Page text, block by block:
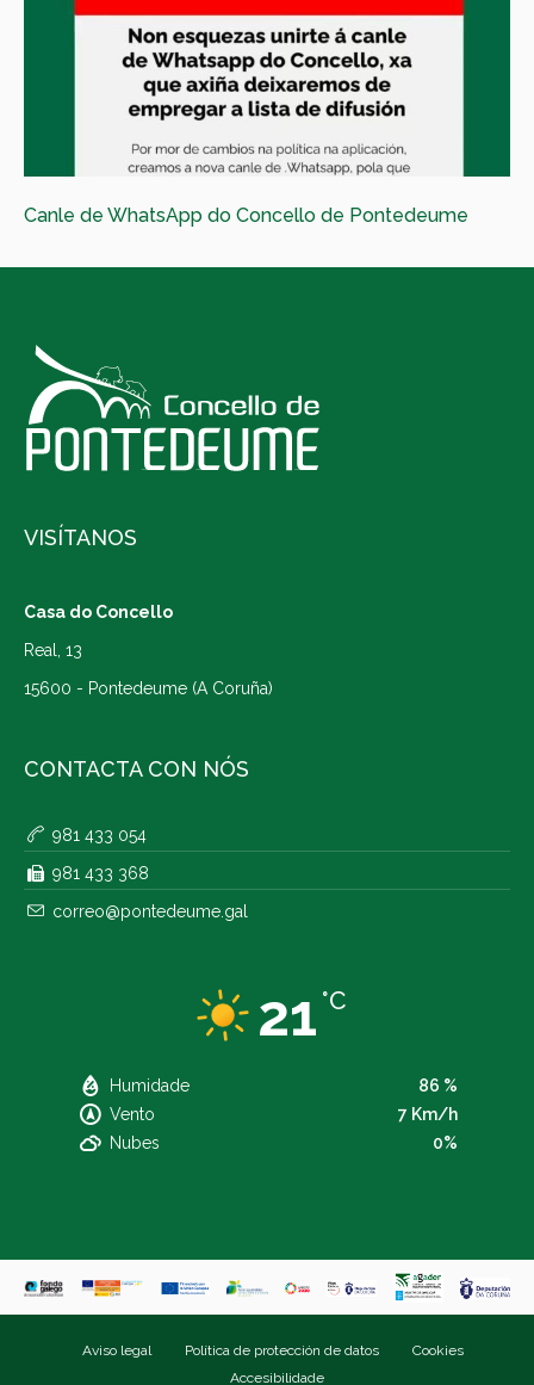
Canle de WhatsApp do Concello de Pontedeume
VISÍTANOS
Casa do Concello
Real, 13
15600 - Pontedeume (A Coruña)
CONTACTA CON NÓS
981 433 054
981 433 368
correo@pontedeume.gal
21 °C
Humidade
86 %
Vento
7 Km/h
Nubes
0%
Aviso legal Política de protección de datos
Cookies
Accesibilidade